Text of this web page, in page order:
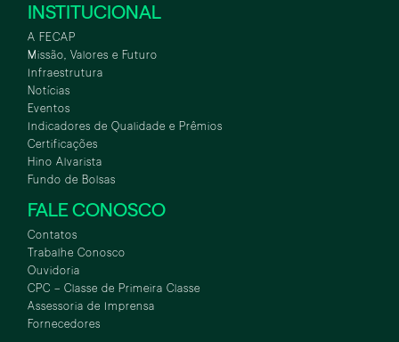
INSTITUCIONAL
A FECAP
Missão, Valores e Futuro
Infraestrutura
Notícias
Eventos
Indicadores de Qualidade e Prêmios
Certificações
Hino Alvarista
Fundo de Bolsas
FALE CONOSCO
Contatos
Trabalhe Conosco
Ouvidoria
CPC – Classe de Primeira Classe
Assessoria de Imprensa
Fornecedores